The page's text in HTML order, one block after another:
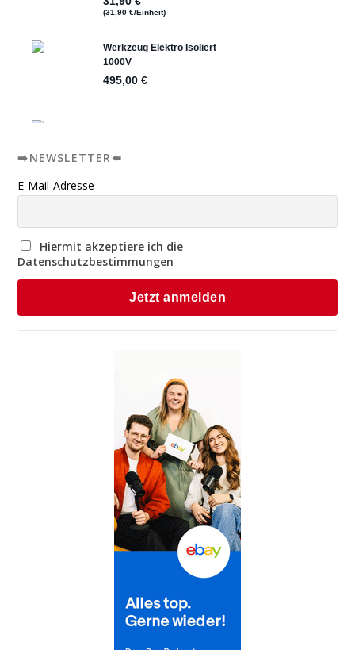
➡️NEWSLETTER⬅️
E-Mail-Adresse
Hiermit akzeptiere ich die
Datenschutzbestimmungen